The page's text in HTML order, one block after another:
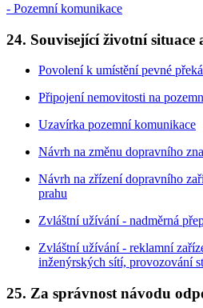
- Pozemní komunikace
24. Související životní
Povolení k umístění pevné
Připojení nemovitosti na
Uzavírka pozemní komunikace
Návrh na změnu dopravního
Návrh na zřízení dopravního
prahu
Zvláštní užívání - nadměrná
Zvláštní užívání - reklamní
inženýrských sítí, provozování
25. Za správnost návodu